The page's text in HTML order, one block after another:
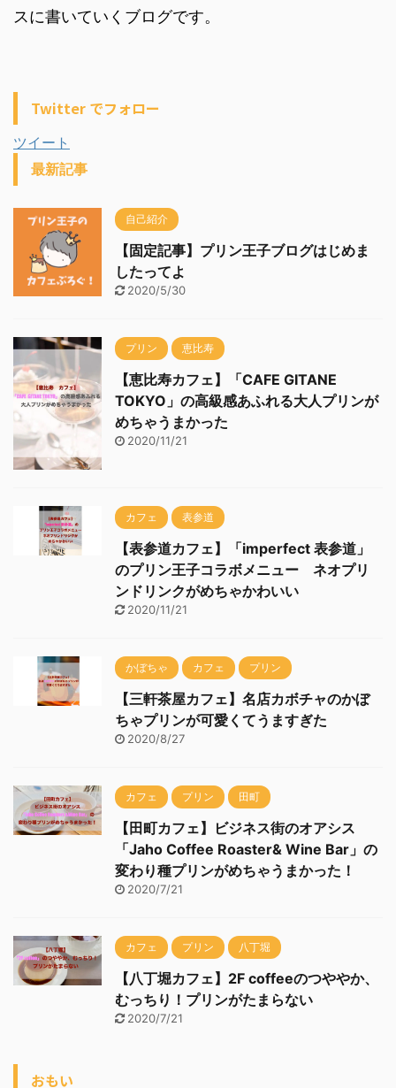
スに書いていくブログです。
Twitter でフォロー
ツイート
最新記事
自己紹介
【固定記事】プリン王子ブログはじめま
したってよ
2020/5/30
プリン 恵比寿
【恵比寿カフェ】「CAFE GITANE
TOKYO」の高級感あふれる大人プリンが
めちゃうまかった
2020/11/21
カフェ 表参道
【表参道カフェ】「imperfect 表参道」
のプリン王子コラボメニュー ネオプリ
ンドリンクがめちゃかわいい
2020/11/21
かぼちゃ カフェ プリン
【三軒茶屋カフェ】名店カボチャのかぼ
ちゃプリンが可愛くてうますぎた
2020/8/27
カフェ プリン 田町
【田町カフェ】ビジネス街のオアシス
「Jaho Coffee Roaster& Wine Bar」の
変わり種プリンがめちゃうまかった！
2020/7/21
カフェ プリン 八丁堀
【八丁堀カフェ】2F coffeeのつややか、
むっちり！プリンがたまらない
2020/7/21
おもい